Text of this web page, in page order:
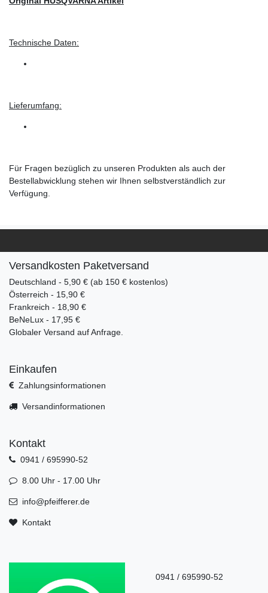
Technische Daten:
Lieferumfang:
Für Fragen bezüglich zu unseren Produkten als auch der
Bestellabwicklung stehen wir Ihnen selbstverständlich zur
Verfügung.
Versandkosten Paketversand
Deutschland - 5,90 € (ab 150 € kostenlos)
Österreich - 15,90 €
Frankreich - 18,90 €
BeNeLux - 17,95 €
Globaler Versand auf Anfrage.
Einkaufen
Zahlungsinformationen
Versandinformationen
Kontakt
0941 / 695990-52
8.00 Uhr - 17.00 Uhr
info@pfeifferer.de
Kontakt
0941 / 695990-52